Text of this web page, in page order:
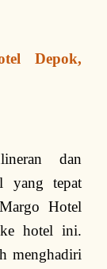
Depok,
dan
yang tepat
Hotel
hotel ini.
menghadiri